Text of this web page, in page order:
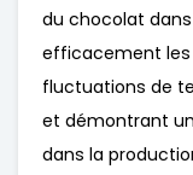
du chocolat
efficacement les
fluctuations de
et démontrant
dans la